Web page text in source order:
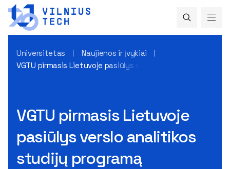
Universitetas
Naujienos ir įvykiai
VGTU pirmasis Lietuvoje pasiūlys verslo analitikos studijų
VGTU pirmasis Lietuvoje
pasiūlys verslo analitikos
studijų programą